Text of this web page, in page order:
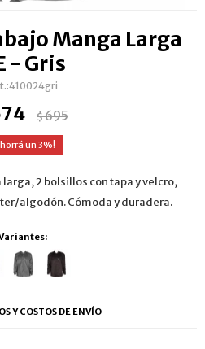
Manga Larga
- Gris
410024gri
$695
3
2 bolsillos con tapa y velcro,
algodón. Cómoda y duradera.
Y COSTOS DE ENVÍO